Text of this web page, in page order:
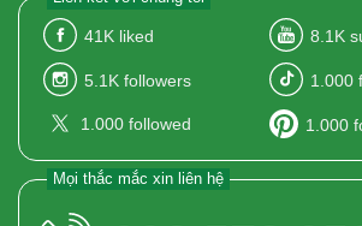
41K liked 8.1K
5.1K followers 1.000
1.000 followed 1.000
Mọi thắc mắc xin liên hệ